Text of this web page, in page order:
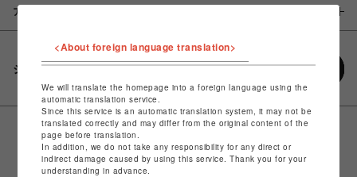
アイテム説明 / 素材
シェアする
<About foreign language translation>
We will translate the homepage into a foreign language using the
automatic translation service.
Since this service is an automatic translation system, it may not be
translated correctly and may differ from the original content of the
page before translation.
In addition, we do not take any responsibility for any direct or
indirect damage caused by using this service. Thank you for your
understanding in advance.